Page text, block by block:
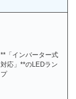
**「インバーター式
対応」**のLEDラン
プ